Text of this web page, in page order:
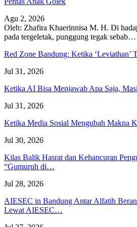
Agu 2, 2026
Oleh: Zhafira Khaerinnisa M. H. Di
pada tergeletak, punggung tegak sebab…
Red Zone Bandung: Ketika ‘Leviathan’
Jul 31, 2026
Ketika AI Bisa Menjawab Apa Saja,
Jul 31, 2026
Ketika Media Sosial Mengubah Makna
Jul 30, 2026
Kilas Balik Hasrat dan Kehancuran
“Gumuruh di…
Jul 28, 2026
AIESEC in Bandung Antar Alfatih
Lewat AIESEC…